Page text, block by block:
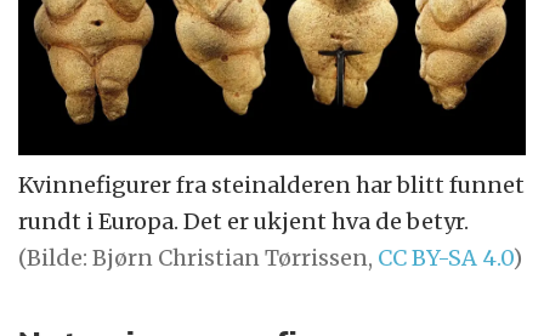
Kvinnefigurer fra steinalderen har blitt funnet
rundt i Europa. Det er ukjent hva de betyr.
(Bilde: Bjørn Christian Tørrissen, CC BY-SA 4.0)